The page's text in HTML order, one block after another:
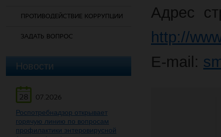
ПРОТИВОДЕЙСТВИЕ КОРРУПЦИИ
ЗАДАТЬ ВОПРОС
Новости
28
07.2026
Роспотребнадзор открывает
горячую линию по вопросам
профилактики энтеровирусной
Адрес
http://
E-mail: